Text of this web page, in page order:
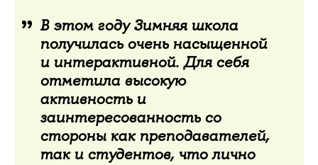
В этом году Зимняя школа
получилась очень насыщенной
и интерактивной. Для себя
отметила высокую
активность и
заинтересованность со
стороны как преподавателей,
так и студентов, что лично